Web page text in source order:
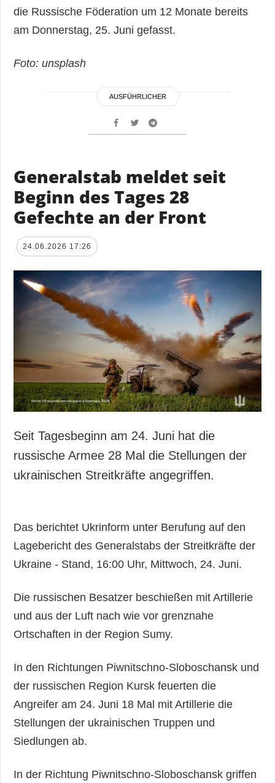
die Russische Föderation um 12 Monate bereits
am Donnerstag, 25. Juni gefasst.
Foto: unsplash
AUSFÜHRLICHER
Generalstab meldet seit
Beginn des Tages 28
Gefechte an der Front
24.06.2026 17:26
Seit Tagesbeginn am 24. Juni hat die
russische Armee 28 Mal die Stellungen der
ukrainischen Streitkräfte angegriffen.
Das berichtet Ukrinform unter Berufung auf den
Lagebericht des Generalstabs der Streitkräfte der
Ukraine - Stand, 16:00 Uhr, Mittwoch, 24. Juni.
Die russischen Besatzer beschießen mit Artillerie
und aus der Luft nach wie vor grenznahe
Ortschaften in der Region Sumy.
In den Richtungen Piwnitschno-Sloboschansk und
der russischen Region Kursk feuerten die
Angreifer am 24. Juni 18 Mal mit Artillerie die
Stellungen der ukrainischen Truppen und
Siedlungen ab.
In der Richtung Piwnitschno-Sloboschansk griffen